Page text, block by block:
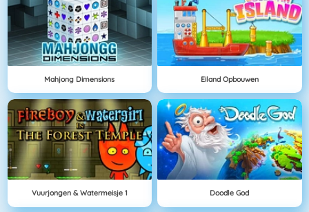
Mahjong Dimensions Eiland Opbouwen
Vuurjongen & Watermeisje 1 Doodle God